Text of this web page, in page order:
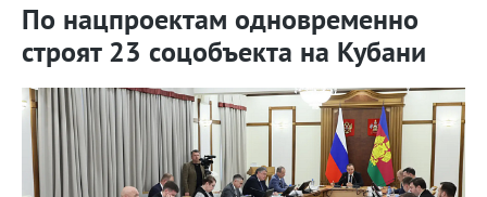
По нацпроектам одновременно
строят 23 соцобъекта на Кубани